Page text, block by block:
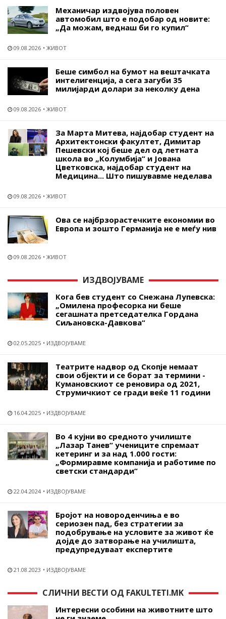
Механичар издвојува половен
автомобил што е подобар од новите:
„Да можам, веднаш би го купил“
09.08.2026 ЖИВОТ
Беше симбол на бумот на вештачката
интелигенција, а сега загуби 35
милијарди долари за неколку дена
09.08.2026 ЖИВОТ
За Марта Митева, најдобар студент на
Архитектонски факултет, Димитар
Пешевски кој беше дел од летната
школа во „Колумбија“ и Јована
Цветковска, најдобар студент на
Медицина... Што пишувавме неделава
09.08.2026 ЖИВОТ
Ова се најбрзорастечките економии во
Европа и зошто Германија не е меѓу нив
09.08.2026 ЖИВОТ
ИЗДВОЈУВАМЕ
Кога бев студент со Снежана Лупевска:
„Омилена професорка ни беше
сегашната претседателка Гордана
Сиљановска-Давкова“
02.05.2025 ИЗДВОЈУВАМЕ
Театрите надвор од Скопје немаат
свои објекти и се борат за термини -
Кумановскиот се реновира од 2021,
Струмичкиот се гради веќе 11 години
16.04.2025 ИЗДВОЈУВАМЕ
Во 4 кујни во средното училиште
„Лазар Танев“ учениците спремаат
кетеринг и за над 1.000 гости:
„Формиравме компанија и работиме по
светски стандарди“
22.04.2024 ИЗДВОЈУВАМЕ
Бројот на новороденчиња е во
сериозен пад, без стратегии за
подобрување на условите за живот ќе
дојде до затворање на училишта,
предупредуваат експертите
21.08.2023 ИЗДВОЈУВАМЕ
СЛИЧНИ ВЕСТИ ОД FAKULTETI.MK
Интересни особини на животните што